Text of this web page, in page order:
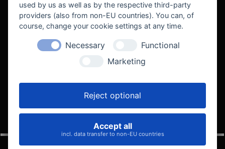
VELOCITY AUTOMOTIVE
used by us as well as by the respective third-party
providers (also from non-EU countries). You can, of
course, change your cookie settings at any time.
Necessary
Functional
Marketing
Reject optional
Accept all
incl. data transfer to non-EU countries